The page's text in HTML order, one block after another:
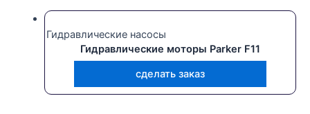
Гидравлические насосы
Гидравлические моторы Parker F11
сделать заказ